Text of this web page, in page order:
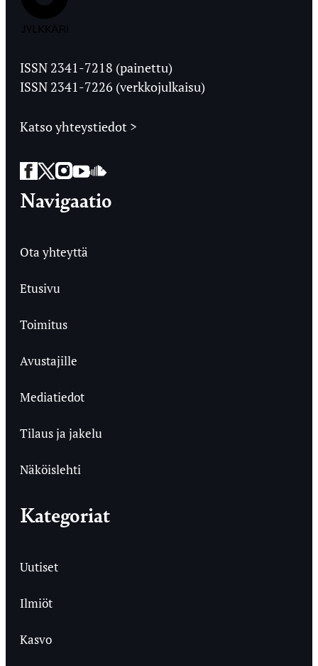
Ylioppilaslehti
ISSN 2341-7218 (painettu)
ISSN 2341-7226 (verkkojulkaisu)
Katso yhteystiedot >
Facebook
Twitter
Instagram
YouTube
SoundCloud
Navigaatio
Ota yhteyttä
Etusivu
Toimitus
Avustajille
Mediatiedot
Tilaus ja jakelu
Näköislehti
Kategoriat
Uutiset
Ilmiöt
Kasvo